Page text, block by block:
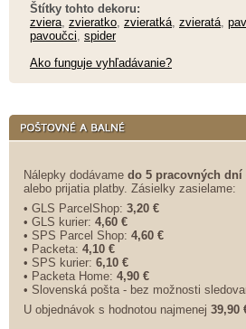
Štítky tohto dekoru:
zviera zvieratko zvieratká zvieratá
pavoučci spider
Ako funguje vyhľadávanie?
Nálepky dodávame do 5 pracovných dní
alebo prijatia platby. Zásielky zasielame:
• GLS ParcelShop: 3,20 €
• GLS kurier: 4,60 €
• SPS Parcel Shop: 4,60 €
• Packeta: 4,10 €
• SPS kurier: 6,10 €
• Packeta Home: 4,90 €
• Slovenská pošta - bez možnosti
U objednávok s hodnotou najmenej 39,90